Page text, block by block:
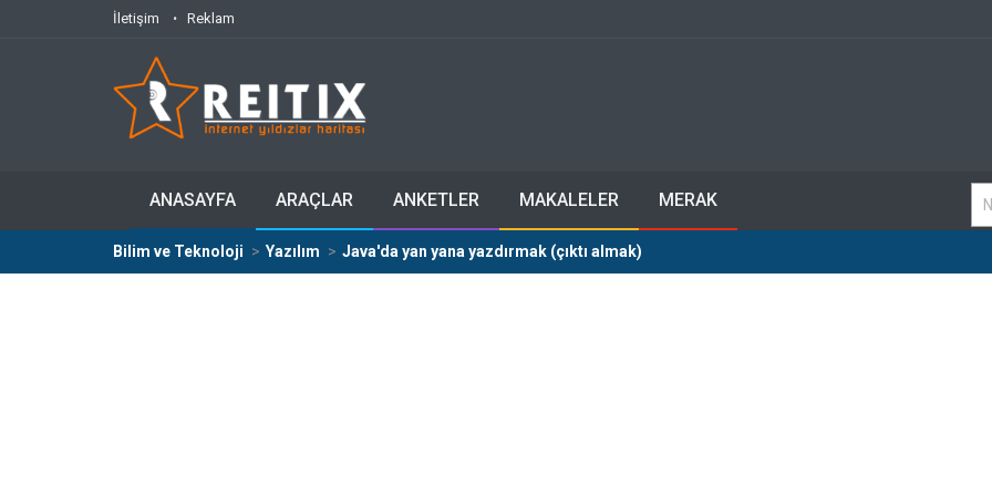
İletişim Reklam
ANASAYFA ARAÇLAR ANKETLER MAKALELER MERAK
Bilim ve Teknoloji Yazılım Java'da yan yana yazdırmak (çıktı almak)